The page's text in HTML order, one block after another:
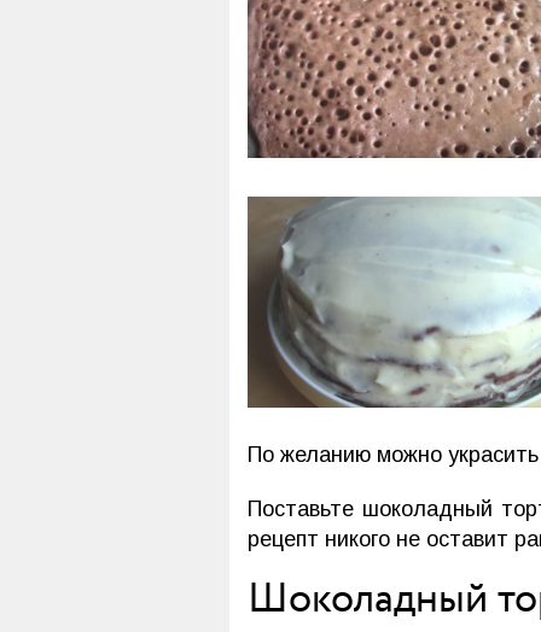
По желанию можно
Поставьте шоколадный
рецепт никого не оставит
Шоколадный